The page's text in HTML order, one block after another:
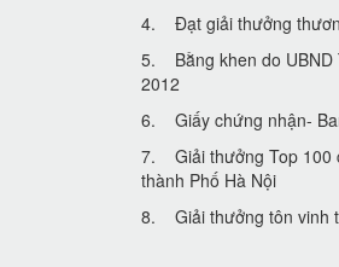
4. Đạt giải thưởng
5. Bằng khen do UBND
2012
6. Giấy chứng nhận-
7. Giải thưởng Top 100
thành Phố Hà Nội
8. Giải thưởng tôn vinh